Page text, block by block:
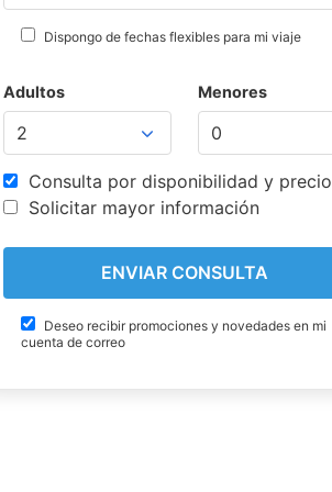
Dispongo de fechas flexibles para mi viaje
Adultos Menores
Consulta por disponibilidad y precio
Solicitar mayor información
Deseo recibir promociones y novedades en mi
cuenta de correo